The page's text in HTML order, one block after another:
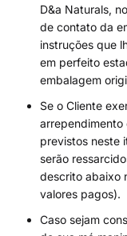
D&a Naturals,
de contato da
instruções que
em perfeito
embalagem
Se o Cliente
arrependimento
previstos neste
serão
descrito abaixo
valores pagos).
Caso sejam